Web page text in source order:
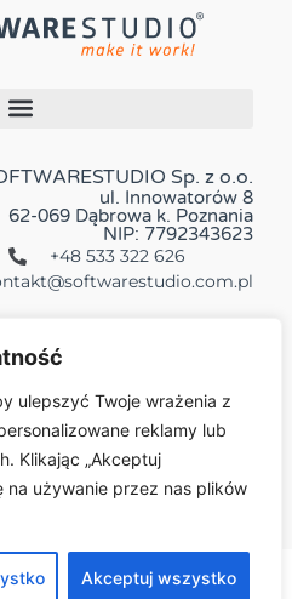
ulepszyć Twoje wrażenia z
reklamy lub
Klikając „Akceptuj
na używanie przez nas plików
Akceptuj wszystko
Sp. z o.o.
ul. Innowatorów 8
62-069 Dąbrowa k. Poznania
NIP: 7792343623
+48 533 322 626